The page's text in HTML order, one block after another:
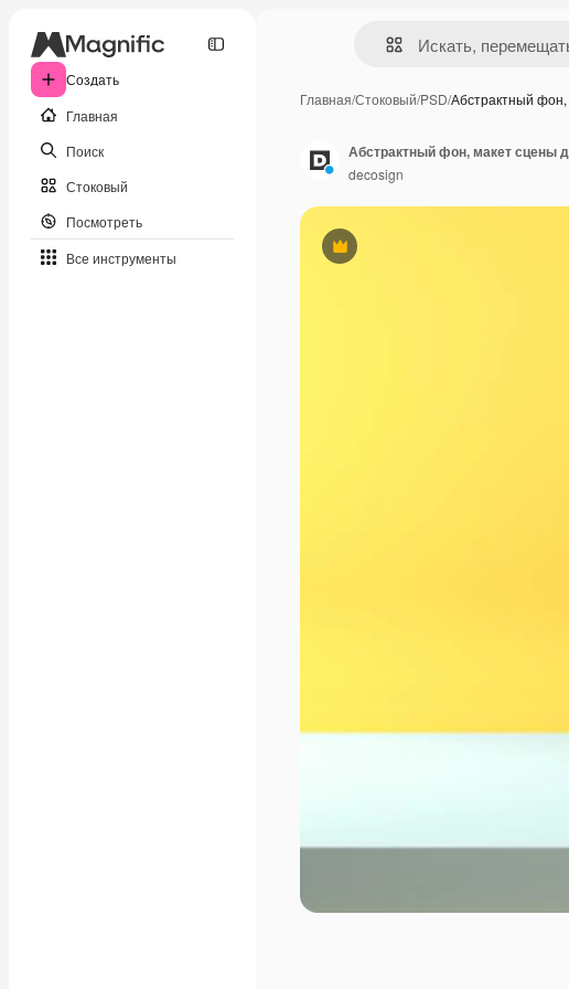
Создать
Главная
Поиск
Стоковый
Посмотреть
Все инструменты
Главная/Стоковый/PSD/Абстрактный
Премиум
Абстрактный фон, макет сцены
decosign